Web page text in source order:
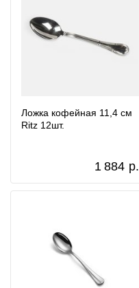
Ложка кофейная 11,4 см
Ritz 12шт.
1 884 р.